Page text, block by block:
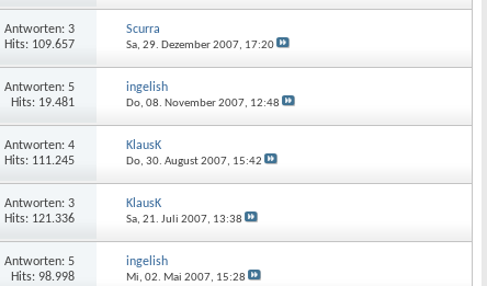
Antworten: 3
Hits: 109.657
Scurra
Sa, 29. Dezember 2007, 17:20
Antworten: 5
Hits: 19.481
ingelish
Do, 08. November 2007, 12:48
Antworten: 4
Hits: 111.245
KlausK
Do, 30. August 2007, 15:42
Antworten: 3
Hits: 121.336
KlausK
Sa, 21. Juli 2007, 13:38
Antworten: 5
Hits: 98.998
ingelish
Mi, 02. Mai 2007, 15:28